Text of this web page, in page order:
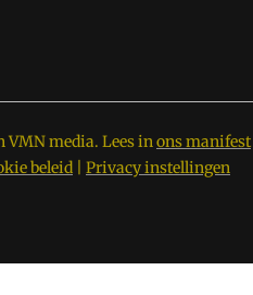
VMN media. Lees inons manifest
beleid Privacy instellingen